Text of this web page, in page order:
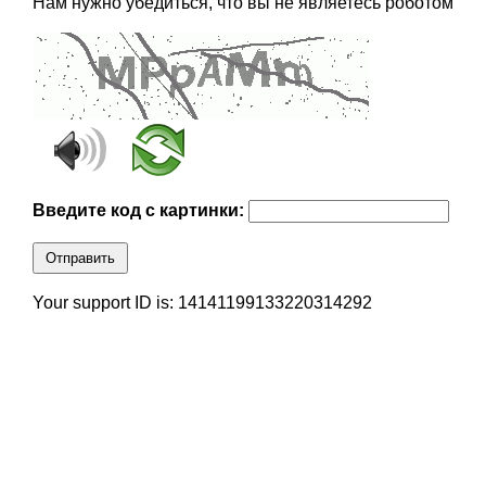
Введите код с картинки:
Отправить
Your support ID is: 14141199133220314292